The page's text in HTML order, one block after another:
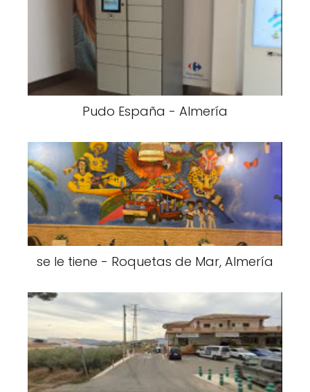
Pudo España - Almería
se le tiene - Roquetas de Mar, Almería